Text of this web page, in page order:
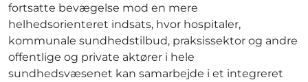
fortsatte bevægelse mod en mere
helhedsorienteret indsats, hvor hospitaler,
kommunale sundhedstilbud, praksissektor og andre
offentlige og private aktører i hele
sundhedsvæsenet kan samarbejde i et integreret